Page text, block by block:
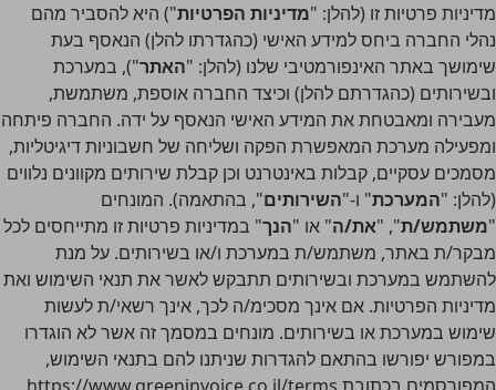
מדיניות פרטיות זו (להלן: "מדיניות הפרטיות") היא להסביר מהם
נהלי החברה ביחס למידע האישי (כהגדרתו להלן) הנאסף בעת
שימושך באתר האינפורמטיבי שלנו (להלן: "האתר"), במערכת
ובשירותים (כהגדרתם להלן) וכיצד החברה אוספת, משתמשת,
מעבירה ומאבטחת את המידע האישי הנאסף על ידה. החברה פיתחה
ומפעילה מערכת המאפשרת הפקה ושליחה של חשבוניות דיגיטליות,
מסמכים עסקיים, קבלות באינטרנט וכן קבלת שירותים מקוונים נלווים
(להלן: "המערכת" ו-"השירותים", בהתאמה). המונחים
"משתמש/ת", "את/ה" או "הנך" במדיניות פרטיות זו מתייחסים לכל
מבקר/ת באתר, משתמש/ת במערכת ו/או בשירותים. על מנת
להשתמש במערכת ובשירותים תתבקש לאשר את תנאי השימוש ואת
מדיניות הפרטיות. אם אינך מסכימ/ה לכך, אינך רשאי/ת לעשות
שימוש במערכת או בשירותים. מונחים במסמך זה אשר לא הוגדרו
במפורש יפורשו בהתאם להגדרות שניתנו להם בתנאי השימוש,